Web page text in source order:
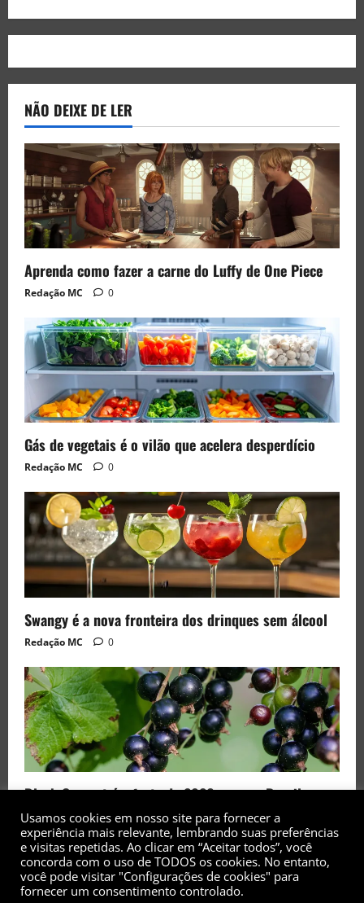
NÃO DEIXE DE LER
Aprenda como fazer a carne do Luffy de One Piece
Redação MC 0
Gás de vegetais é o vilão que acelera desperdício
Redação MC 0
Swangy é a nova fronteira dos drinques sem álcool
Redação MC 0
Black Currant é a fruta de 2026 rara no Brasil
Redação MC 0
Usamos cookies em nosso site para fornecer a
experiência mais relevante, lembrando suas preferências
e visitas repetidas. Ao clicar em “Aceitar todos”, você
concorda com o uso de TODOS os cookies. No entanto,
você pode visitar "Configurações de cookies" para
fornecer um consentimento controlado.